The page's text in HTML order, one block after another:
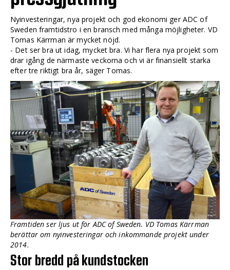
Nyinvesteringar, nya projekt och god ekonomi ger ADC of
Sweden framtidstro i en bransch med många möjligheter. VD
Tomas Kärrman är mycket nöjd.
- Det ser bra ut idag, mycket bra. Vi har flera nya projekt som
drar igång de närmaste veckorna och vi är finansiellt starka
efter tre riktigt bra år, säger Tomas.
Framtiden ser ljus ut för ADC of Sweden. VD Tomas Kärrman
berättar om nyinvesteringar och inkommande projekt under
2014.
Stor bredd på kundstocken